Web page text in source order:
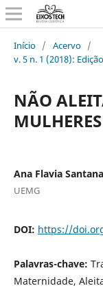
Início / Acervo /
v. 5 n. 1 (2018):
NÃO
Ana Flavia Santana
UEMG
DOI: https://
Palavras-chave:
Maternidade,